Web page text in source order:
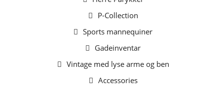
P-Collection
Sports mannequiner
Gadeinventar
Vintage med lyse arme og ben
Accessories